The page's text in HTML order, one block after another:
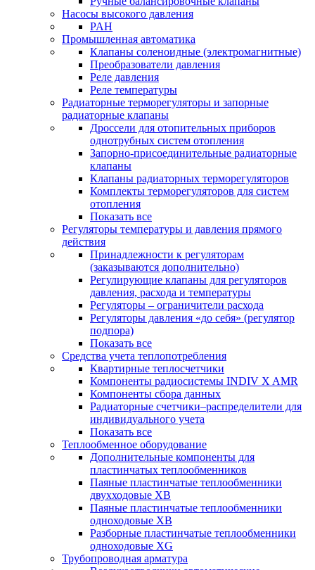
Насосы высокого давления
PAH
Промышленная автоматика
Клапаны соленоидные (электромагнитные)
Преобразователи давления
Реле давления
Реле температуры
Радиаторные терморегуляторы и запорные
радиаторные клапаны
Дроссели для отопительных приборов
однотрубных систем отопления
Запорно-присоединительные радиаторные
клапаны
Клапаны радиаторных терморегуляторов
Комплекты терморегуляторов для систем
отопления
Показать все
Регуляторы температуры и давления прямого
действия
Принадлежности к регуляторам
(заказываются дополнительно)
Регулирующие клапаны для регуляторов
давления, расхода и температуры
Регуляторы – ограничители расхода
Регуляторы давления «до себя» (регулятор
подпора)
Показать все
Средства учета теплопотребления
Квартирные теплосчетчики
Компоненты радиосистемы INDIV X AMR
Компоненты сбора данных
Радиаторные счетчики–распределители для
индивидуального учета
Показать все
Теплообменное оборудование
Дополнительные компоненты для
пластинчатых теплообменников
Паяные пластинчатые теплообменники
двухходовые XB
Паяные пластинчатые теплообменники
одноходовые ХВ
Разборные пластинчатые теплообменники
одноходовые ХG
Трубопроводная арматура